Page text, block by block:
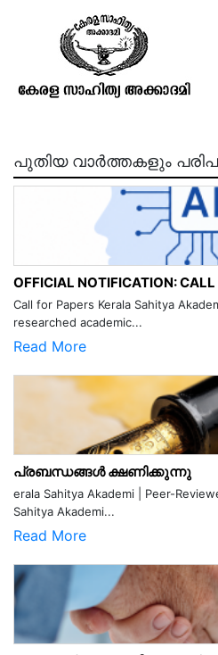
വെട്ടം മാണി
പുതിയ വാർത്തകളും
OFFICIAL NOTIFICATION: CALL
Call for Papers Kerala Sahitya
researched academic...
Read More
പ്രബന്ധങ്ങൾ ക്ഷണിക്കുന്നു
erala Sahitya Akademi | Peer-
Sahitya Akademi...
Read More